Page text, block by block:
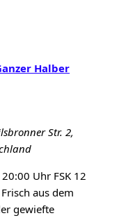
Halber
Str. 2,
Uhr FSK 12
aus dem
gewiefte